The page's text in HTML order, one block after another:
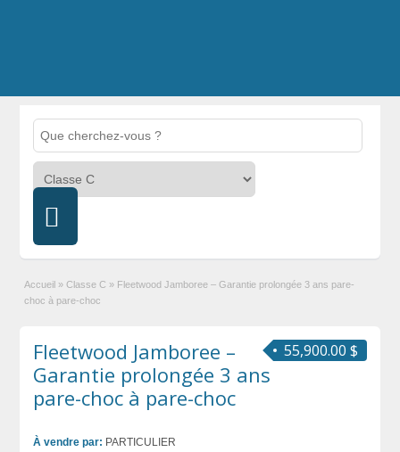
Accueil » Classe C » Fleetwood Jamboree – Garantie prolongée 3 ans pare-
choc à pare-choc
55,900.00 $
Fleetwood Jamboree –
Garantie prolongée 3 ans
pare-choc à pare-choc
À vendre par: PARTICULIER